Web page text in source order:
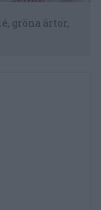
gröna ärtor,